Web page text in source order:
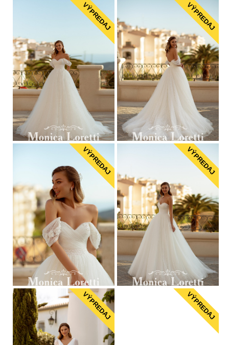
VÝPREDAJ VÝPREDAJ
VÝPREDAJ VÝPREDAJ
VÝPREDAJ VÝPREDAJ